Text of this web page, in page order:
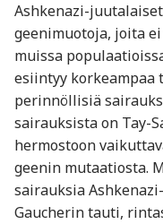
Ashkenazi-
geenimuotoja, joita
muissa
esiintyy korkeampaa
perinnöllisiä
sairauksista on Tay-
hermostoon
geenin mutaatiosta.
sairauksia
Gaucherin tauti,